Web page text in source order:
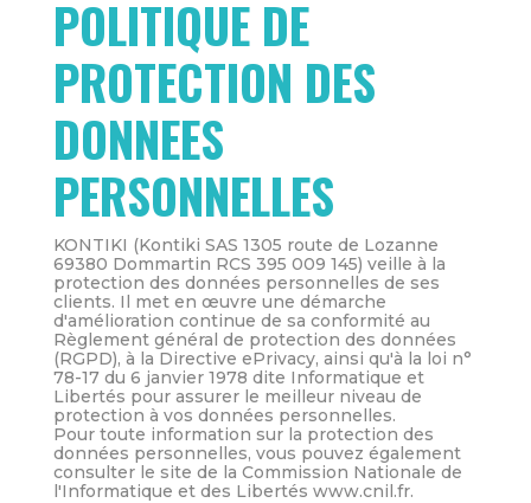
POLITIQUE DE
PROTECTION DES
DONNEES
PERSONNELLES
KONTIKI (Kontiki SAS 1305 route de Lozanne
69380 Dommartin RCS 395 009 145) veille à la
protection des données personnelles de ses
clients. Il met en œuvre une démarche
d'amélioration continue de sa conformité au
Règlement général de protection des données
(RGPD), à la Directive ePrivacy, ainsi qu'à la loi n°
78-17 du 6 janvier 1978 dite Informatique et
Libertés pour assurer le meilleur niveau de
protection à vos données personnelles.
Pour toute information sur la protection des
données personnelles, vous pouvez également
consulter le site de la Commission Nationale de
l'Informatique et des Libertés www.cnil.fr.